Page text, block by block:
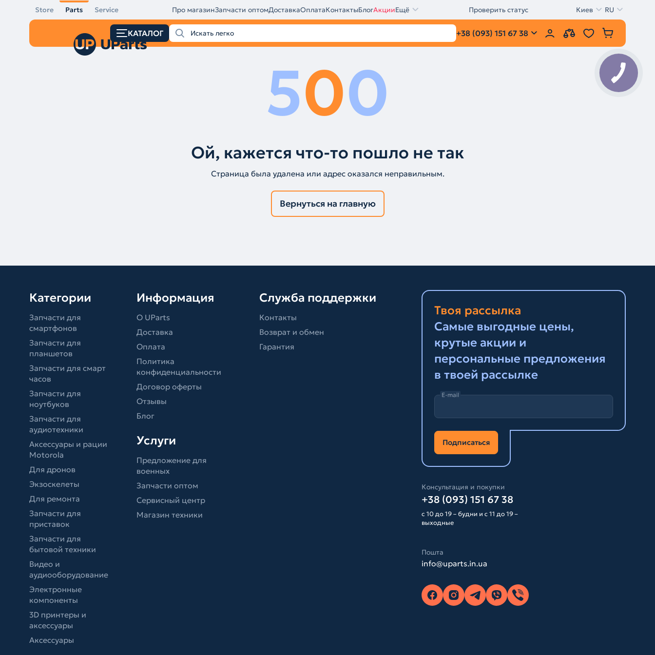
Store Parts Service Про магазинЗапчасти оптомДоставкаОплатаКонтактыБлогАкцииЕщё Проверить статус Киев RU
КАТАЛОГ +38 (093) 151 67 38
500
Ой, кажется что-то пошло не так
Страница была удалена или адрес оказался неправильным.
Вернуться на главную
Категории
Запчасти для
смартфонов
Запчасти для
планшетов
Запчасти для смарт
часов
Запчасти для
ноутбуков
Запчасти для
аудиотехники
Аксессуары и рации
Motorola
Для дронов
Экзоскелеты
Для ремонта
Запчасти для
приставок
Запчасти для
бытовой техники
Видео и
аудиооборудование
Электронные
компоненты
3D принтеры и
аксессуары
Аксессуары
Информация
О UParts
Доставка
Оплата
Политика
конфиденциальности
Договор оферты
Отзывы
Блог
Услуги
Предложение для
военных
Запчасти оптом
Сервисный центр
Магазин техники
Служба поддержки
Контакты
Возврат и обмен
Гарантия
Твоя рассылка
Самые выгодные цены,
крутые акции и
персональные предложения
в твоей рассылке
E-mail
Подписаться
Консультация и покупки
+38 (093) 151 67 38
с 10 до 19 – будни и с 11 до 19 –
выходные
Пошта
info@uparts.in.ua